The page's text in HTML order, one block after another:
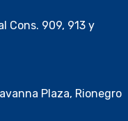
Cons. 909, 913 y
Plaza, Rionegro